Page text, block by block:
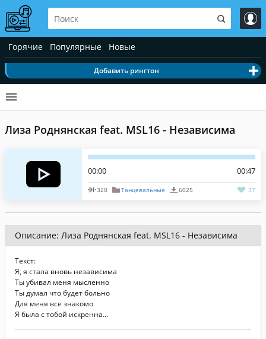
Горячие Популярные Новые
Добавить рингтон
Лиза Роднянская feat. MSL16 - Независима
00:00 00:47
320 Танцевальные 6025 37
Описание: Лиза Роднянская feat. MSL16 - Независима
Текст:
Я, я стала вновь независима
Ты убивал меня мысленно
Ты думал что будет больно
Для меня все знакомо
Я была с тобой искренна...